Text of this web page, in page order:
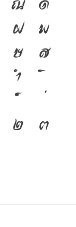
ณ
ด
ฝ
พ
ษ
ส
ำ
๒
๓